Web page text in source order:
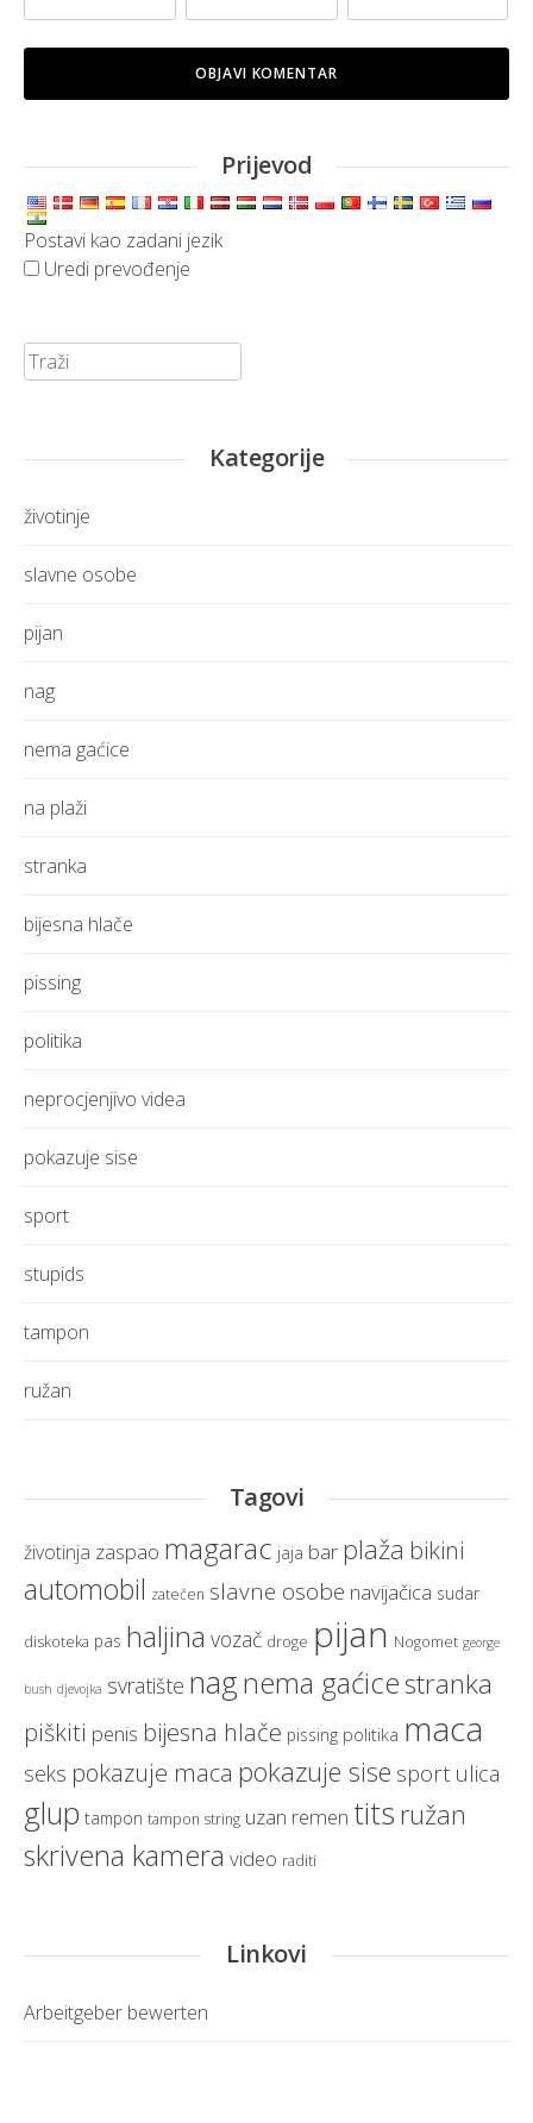
Prijevod
Postavi kao zadani jezik
Uredi prevođenje
Traži:
Kategorije
životinje
slavne osobe
pijan
nag
nema gaćice
na plaži
stranka
bijesna hlače
pissing
politika
neprocjenjivo videa
pokazuje sise
sport
stupids
tampon
ružan
Tagovi
životinja zaspao magarac jaja bar plaža bikini
automobil zatečen slavne osobe navijačica sudar
diskoteka pas haljina vozač droge pijan Nogomet george
bush djevojka svratište nagnema gaćicestranka
piškiti penis bijesna hlače pissing politika maca
seks pokazuje maca pokazuje sise sport ulica
glup tampon tampon string uzan remen tits ružan
skrivena kamera video raditi
Linkovi
Arbeitgeber bewerten